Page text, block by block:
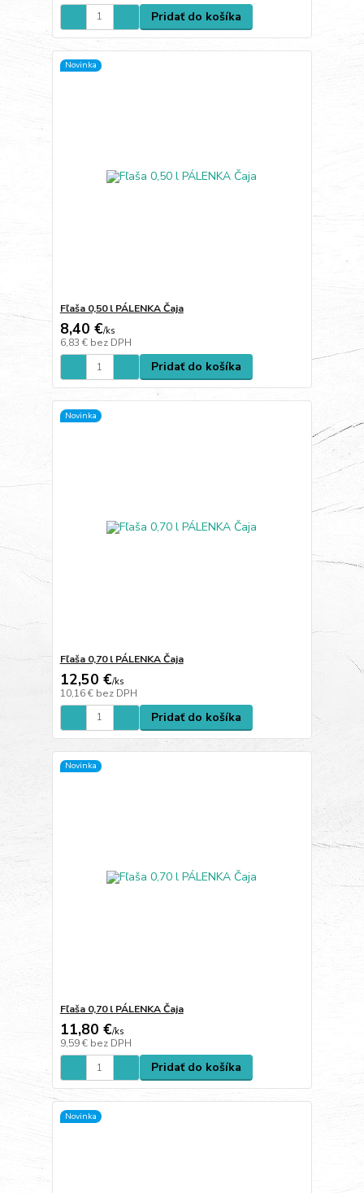
Pridať do košíka
Novinka
Fľaša 0,50 l PÁLENKA Čaja
8,40 €/ks
6,83 € bez DPH
Pridať do košíka
Novinka
Fľaša 0,70 l PÁLENKA Čaja
12,50 €/ks
10,16 € bez DPH
Pridať do košíka
Novinka
Fľaša 0,70 l PÁLENKA Čaja
11,80 €/ks
9,59 € bez DPH
Pridať do košíka
Novinka